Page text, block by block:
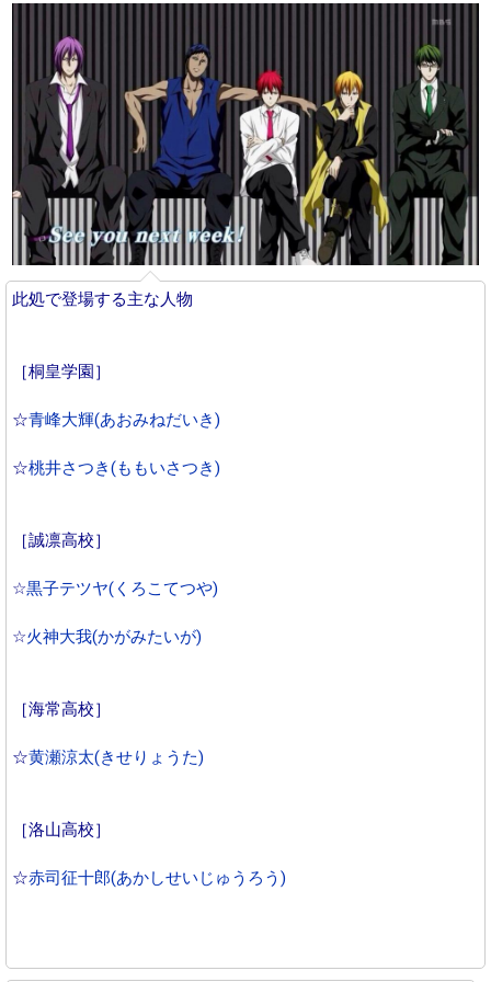
此処で登場する主な人物
［桐皇学園］
☆青峰大輝(あおみねだいき)
☆桃井さつき(ももいさつき)
［誠凛高校］
☆黒子テツヤ(くろこてつや)
☆火神大我(かがみたいが)
［海常高校］
☆黄瀬涼太(きせりょうた)
［洛山高校］
☆赤司征十郎(あかしせいじゅうろう)